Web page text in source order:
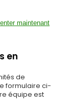
maintenant
en
de
formulaire ci-
équipe est